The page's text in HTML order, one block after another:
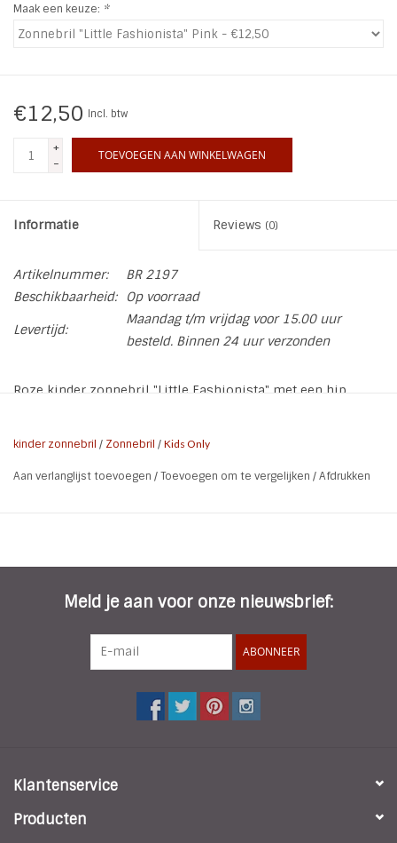
LIFESTYLE PRODUCTEN
Maak een keuze: *
€12,50 Incl. btw
+
-
TOEVOEGEN AAN WINKELWAGEN
Informatie Reviews (0)
Artikelnummer:
BR 2197
Beschikbaarheid:
Op voorraad
Levertijd:
Maandag t/m vrijdag voor 15.00 uur
besteld. Binnen 24 uur verzonden
Roze kinder zonnebril "Little Fashionista" met een hip
* Geslacht: Girls
* Lens Type: Spiegelend
* Kleur montuur: Roze
kinder zonnebril / Zonnebril / Kids Only
Aan verlanglijst toevoegen /Toevoegen om te vergelijken /Afdrukken
Meld je aan voor onze nieuwsbrief:
ABONNEER
Klantenservice
Producten